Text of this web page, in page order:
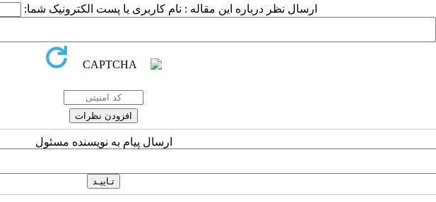
ارسال نظر درباره این مقاله : نام کاربری یا پست الکترونیک شما:
ارسال پیام به نویسنده مسئول